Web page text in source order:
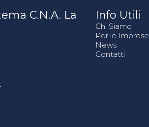
C.N.A. La
Info Utili
Chi Siamo
Per le Imprese
News
Contatti